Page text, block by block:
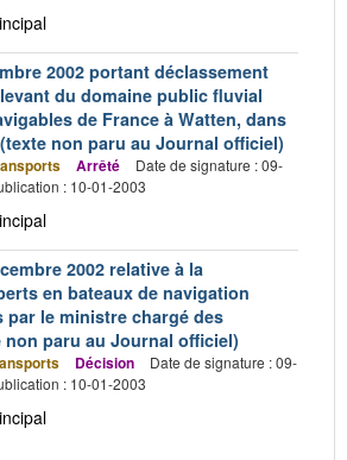
2002 portant déclassement
du domaine public fluvial
de France à Watten, dans
non paru au Journal officiel)
Arrêté
Date de signature : 09-
: 10-01-2003
2002 relative à la
en bateaux de navigation
par le ministre chargé des
paru au Journal officiel)
Décision
Date de signature : 09-
: 10-01-2003